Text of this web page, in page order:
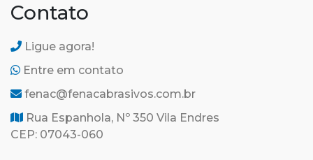
Contato
Ligue agora!
Entre em contato
fenac@fenacabrasivos.com.br
Rua Espanhola, Nº 350 Vila Endres
CEP: 07043-060